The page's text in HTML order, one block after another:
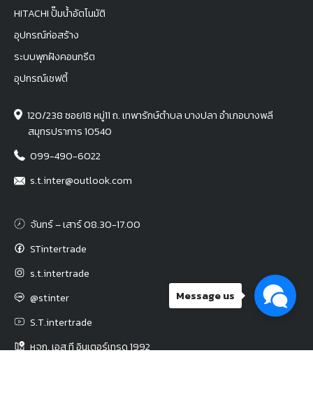
HITACHI ปั๊มน้ำอัตโนมัติ
อุปกรณ์ก่อสร้าง
ระบบพุกฝังคอนกรีต
อุปกรณ์เซฟตี้
120/238 ซอย18 หมู่11 ถ. เทพารักษ์ตำบล บางปลา อำเภอบางพลี
สมุทรปราการ 10540
099-490-6022
s.t.inter@outlook.com
จันทร์ – เสาร์ 08.30-17.00
STintertrade
s.t.intertrade
@stinter
S.T.intertrade
หจก. เอส ที อินเตอร์เทรด 1992
Message us